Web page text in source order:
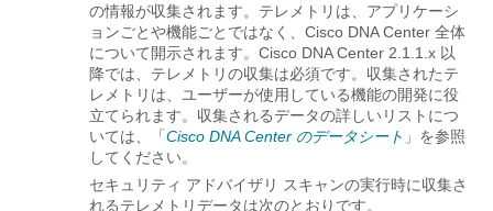
の情報が収集されます。テレメトリは、アプリケーシ
ョンごとや機能ごとではなく、 Cisco DNA Center 全体
について開示されます。 Cisco DNA Center 2.1.1.x 以
降では、テレメトリの収集は必須です。収集されたテ
レメトリは、ユーザーが使用している機能の開発に役
立てられます。収集されるデータの詳しいリストにつ
いては、「 Cisco DNA Center のデータシート 」を参照
してください。
セキュリティ アドバイザリ スキャンの実行時に収集さ
れるテレメトリデータは次のとおりです。